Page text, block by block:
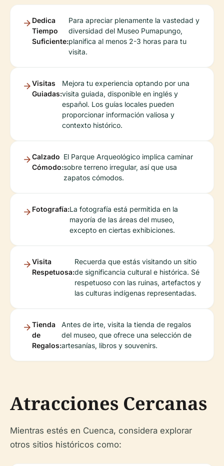
Dedica
Tiempo
Suficiente:
Para apreciar plenamente la vastedad y
diversidad del Museo Pumapungo,
planifica al menos 2-3 horas para tu
visita.
Visitas
Guiadas:
Mejora tu experiencia optando por una
visita guiada, disponible en inglés y
español. Los guías locales pueden
proporcionar información valiosa y
contexto histórico.
Calzado
Cómodo:
El Parque Arqueológico implica caminar
sobre terreno irregular, así que usa
zapatos cómodos.
Fotografía:La fotografía está permitida en la
mayoría de las áreas del museo,
excepto en ciertas exhibiciones.
Visita
Respetuosa:
Recuerda que estás visitando un sitio
de significancia cultural e histórica. Sé
respetuoso con las ruinas, artefactos y
las culturas indígenas representadas.
Tienda
de
Regalos:
Antes de irte, visita la tienda de regalos
del museo, que ofrece una selección de
artesanías, libros y souvenirs.
Atracciones Cercanas
Mientras estés en Cuenca, considera explorar
otros sitios históricos como: